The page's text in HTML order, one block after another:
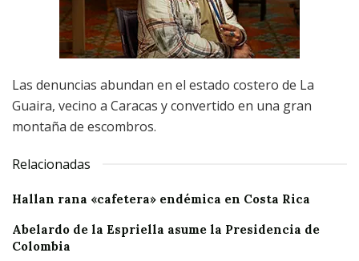
Las denuncias abundan en el estado costero de La
Guaira, vecino a Caracas y convertido en una gran
montaña de escombros.
Relacionadas
Hallan rana «cafetera» endémica en Costa Rica
Abelardo de la Espriella asume la Presidencia de
Colombia